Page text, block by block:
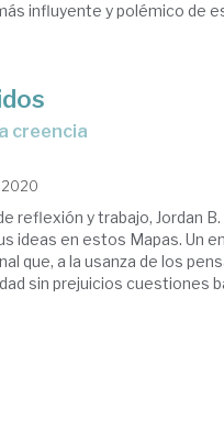
influyente y polémico de
creencia
2020
reflexión y trabajo, Jordan
ideas en estos Mapas. Un
que, a la usanza de los
sin prejuicios cuestiones